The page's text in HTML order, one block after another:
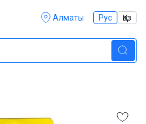
Алматы Рус Қаз